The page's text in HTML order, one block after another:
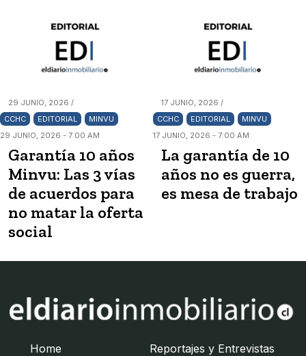
29 JUNIO, 2026 /
CCHC
EDITORIAL
MINVU
29 JUNIO, 2026 - 7:00 AM
Garantía 10 años
Minvu: Las 3 vías
de acuerdos para
no matar la oferta
social
17 JUNIO, 2026 /
CCHC
EDITORIAL
MINVU
17 JUNIO, 2026 - 7:00 AM
La garantía de 10
años no es guerra,
es mesa de trabajo
Home
Reportajes y Entrevistas